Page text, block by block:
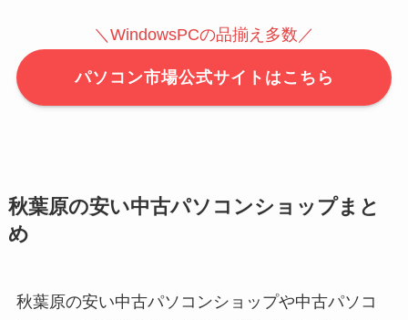
＼WindowsPCの品揃え多数／
パソコン市場公式サイトはこちら
秋葉原の安い中古パソコンショップまと
め
秋葉原の安い中古パソコンショップや中古パソコ